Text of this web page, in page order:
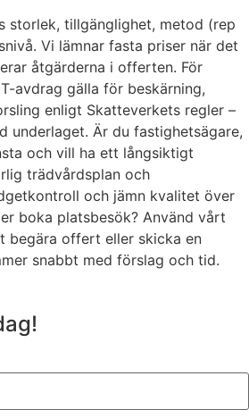
storlek, tillgänglighet, metod (rep
Vi lämnar fasta priser när det
åtgärderna i offerten. För
avdrag gälla för beskärning,
enligt Skatteverkets regler –
underlaget. Är du fastighetsägare,
och vill ha ett långsiktigt
trädvårdsplan och
och jämn kvalitet över
boka platsbesök? Använd vårt
begära offert eller skicka en
snabbt med förslag och tid.